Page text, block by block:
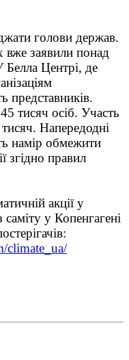
голови держав.
заявили понад
Белла Центрі, де
представників.
тисяч осіб. Участь
Напередодні
намір обмежити
згідно правил
акції у
у Копенгагені
climate_ua/